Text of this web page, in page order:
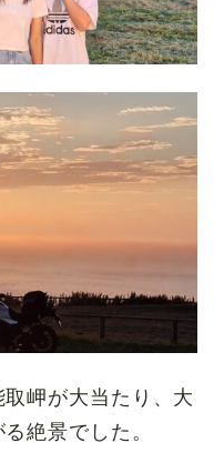
岬が大当たり、大
絶景でした。